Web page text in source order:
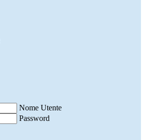
Nome Utente
Password